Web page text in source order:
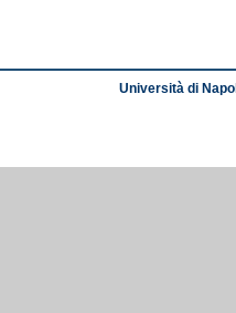
Università di